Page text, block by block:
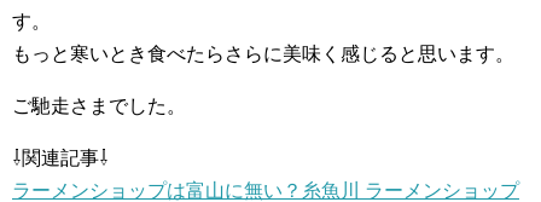
す。
もっと寒いとき食べたらさらに美味く感じると思います。
ご馳走さまでした。
⇩関連記事⇩
ラーメンショップは富山に無い？糸魚川 ラーメンショップ